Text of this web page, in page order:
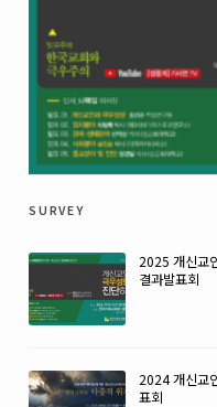
survey
2025 개신교
결과발표회
2024 개신교
표회